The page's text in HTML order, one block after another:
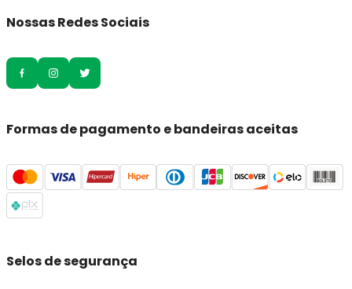
Nossas Redes Sociais
Formas de pagamento e bandeiras aceitas
Selos de segurança